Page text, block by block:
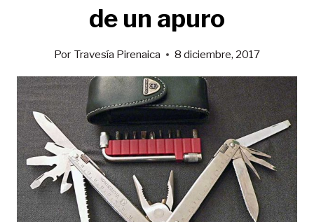
de un apuro
Por Travesía Pirenaica 8 diciembre, 2017